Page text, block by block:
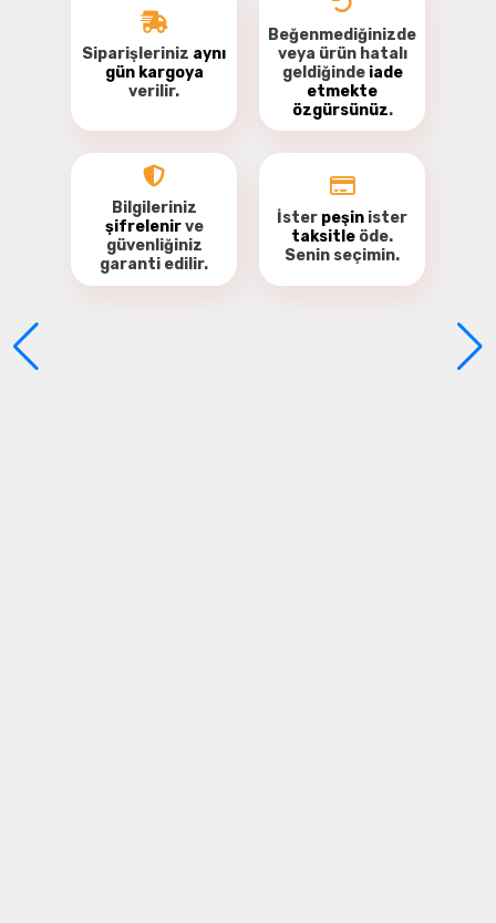
Yorum Yaz
Siparişleriniz aynı
gün kargoya
verilir.
Beğenmediğinizde
veya ürün hatalı
geldiğinde iade
etmekte
özgürsünüz.
Bilgileriniz
şifrelenirve
güvenliğiniz
garanti edilir.
İster peşin ister
taksitle öde.
Senin seçimin.